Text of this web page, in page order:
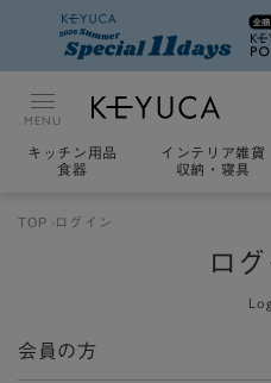
MENU
キッチン用品
食器
インテリア雑貨
収納・寝具
TOP ログイン
ロ
会員の方